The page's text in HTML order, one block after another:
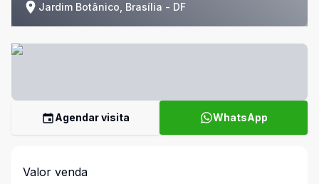
Jardim Botânico, Brasília - DF
Agendar visita WhatsApp
Valor venda